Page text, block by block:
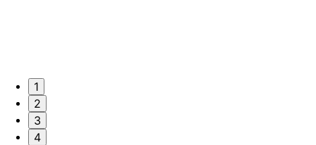
1
2
3
4